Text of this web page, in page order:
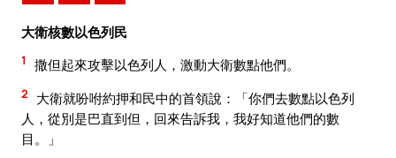
大衛核數以色列民
1 撒但起來攻擊以色列人，激動大衛數點他們。
2
大衛就吩咐約押和民中的首領說：「你們去數點以色列
人，從別是巴直到但，回來告訴我，我好知道他們的數
目。」